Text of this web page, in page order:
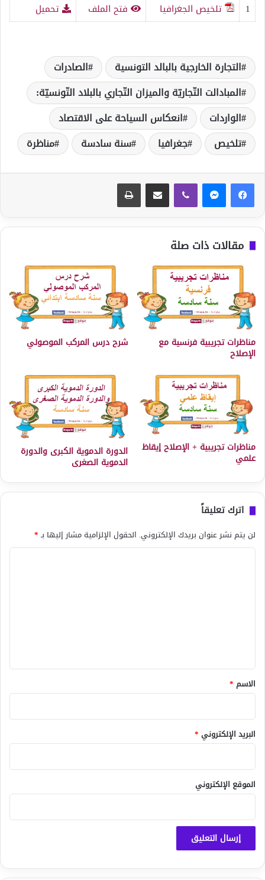
1
تلخيص الجغرافيا فتح الملف تحميل
التجارة الخارجية بالبالد التونسية
الصادرات
المبادالت التّجاريّة والميزان التّجاري بالبلاد التّونسيّة:
الواردات
انعكاس السياحة على الاقتصاد
تلخيص
جغرافيا سنة سادسة مناظرة
مقالات ذات صلة
مناظرات تجريبية فرنسية مع
الإصلاح
شرح درس المركب الموصولي
مناظرات تجريبية + الإصلاح إيقاظ
علمي الدورة الدموية الكبرى والدورة
الدموية الصغرى
اترك تعليقاً
لن يتم نشر عنوان بريدك الإلكتروني. الحقول الإلزامية مشار إليها بـ*
*
الاسم *
البريد الإلكتروني *
الموقع الإلكتروني